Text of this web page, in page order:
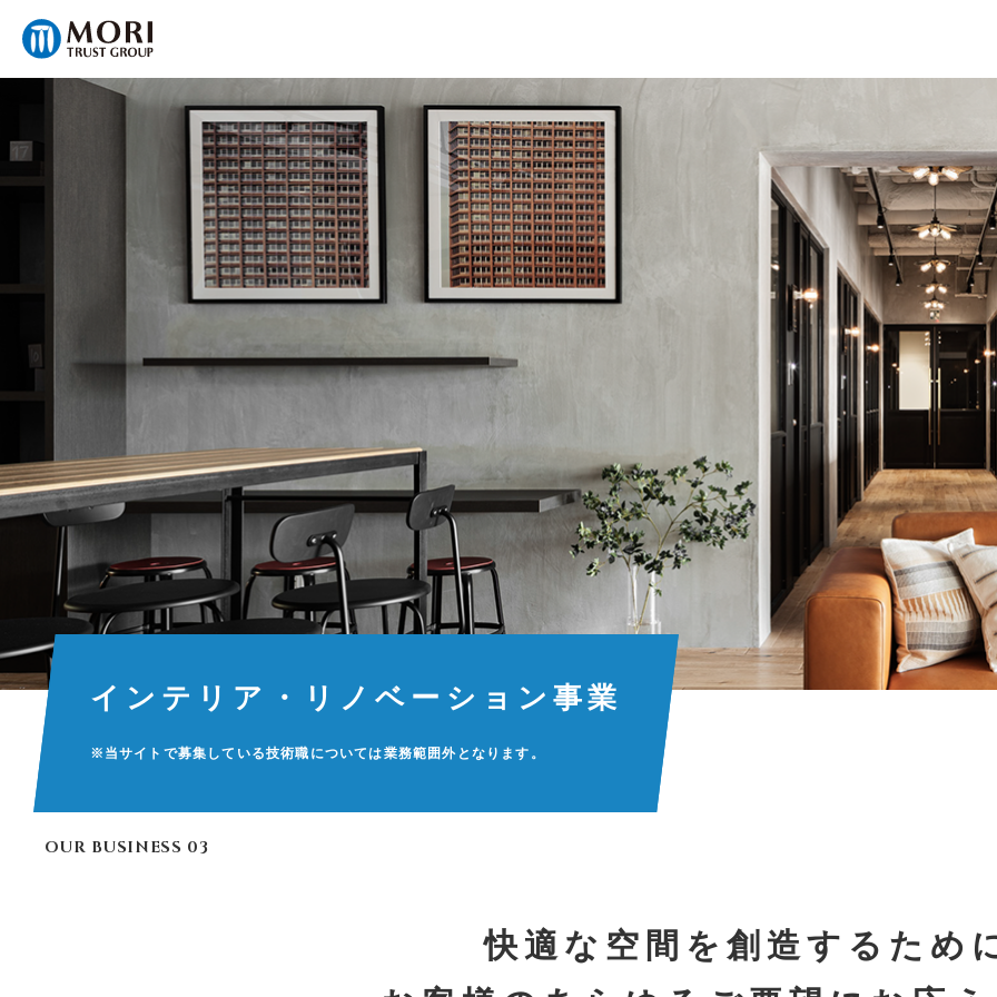
インテリア・リノベーション事業
※当サイトで募集している技術職については業務範囲外となります。
OUR BUSINESS 03
快適な空間を創造するため